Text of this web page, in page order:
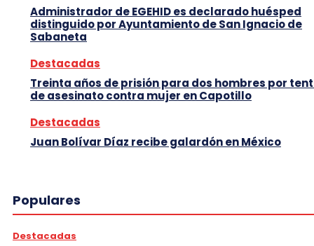
Administrador de EGEHID es declarado huésped
distinguido por Ayuntamiento de San Ignacio de
Sabaneta
Destacadas
Treinta años de prisión para dos hombres por
de asesinato contra mujer en Capotillo
Destacadas
Juan Bolívar Díaz recibe galardón en México
Populares
Destacadas